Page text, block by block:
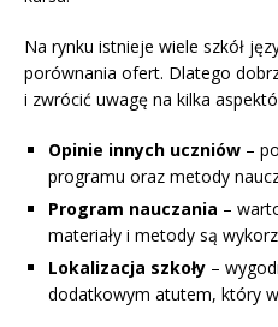
Na rynku istnieje wiele szkół
porównania ofert. Dlatego
i zwrócić uwagę na kilka
Opinie innych uczniów –
programu oraz metody
Program nauczania –
materiały i metody są
Lokalizacja szkoły –
dodatkowym atutem, który